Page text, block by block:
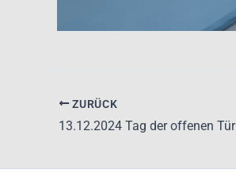
ZURÜCK
13.12.2024 Tag der offenen Tür